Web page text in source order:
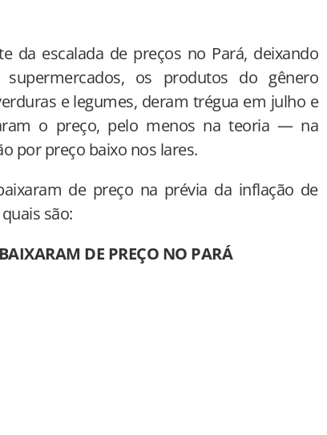
da escalada de preços no Pará, deixando
os produtos do gênero
e legumes, deram trégua em julho e
o preço, pelo menos na teoria — na
por preço baixo nos lares.
de preço na prévia da inflação de
são:
DE PREÇO NO PARÁ